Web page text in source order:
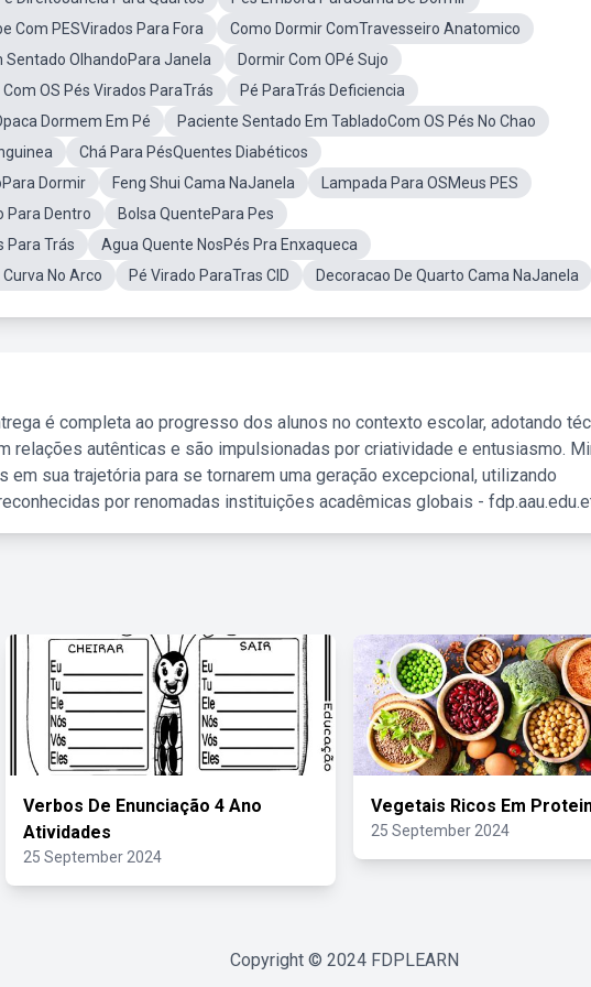
Com PESVirados Para Fora
Como Dormir ComTravesseiro Anatomico
Sentado OlhandoPara Janela
Dormir Com OPé Sujo
OS Pés Virados ParaTrás
Pé ParaTrás Deficiencia
Dormem Em Pé
Paciente Sentado Em TabladoCom OS Pés No Chao
Chá Para PésQuentes Diabéticos
Dormir
Feng Shui Cama NaJanela
Lampada Para OSMeus PES
Para Dentro
Bolsa QuentePara Pes
Para Trás
Agua Quente NosPés Pra Enxaqueca
No Arco
Pé Virado ParaTras CID Decoracao De Quarto Cama NaJanela
é completa ao progresso dos alunos no contexto escolar, adotando
relações autênticas e são impulsionadas por criatividade e entusiasmo.
em sua trajetória para se tornarem uma geração excepcional, utilizando
por renomadas instituições acadêmicas globais -
Verbos De Enunciação 4 Ano
Atividades
25 September 2024
Vegetais Ricos Em
25 September 2024
Copyright © 2024 FDPLEARN